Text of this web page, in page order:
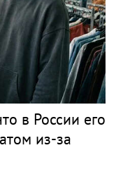
в России его
из-за